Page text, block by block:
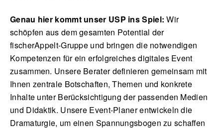
Genau hier kommt unser USP ins Spiel: Wir
schöpfen aus dem gesamten Potential der
fischerAppelt-Gruppe und bringen die notwendigen
Kompetenzen für ein erfolgreiches digitales Event
zusammen. Unsere Berater definieren gemeinsam mit
Ihnen zentrale Botschaften, Themen und konkrete
Inhalte unter Berücksichtigung der passenden Medien
und Didaktik. Unsere Event-Planer entwickeln die
Dramaturgie, um einen Spannungsbogen zu schaffen